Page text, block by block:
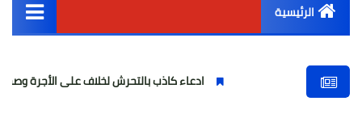
الرئيسية
أخبار مصر
ادعاء كاذب بالتحرش لخلاف على الأجرة وصحفية وهمية